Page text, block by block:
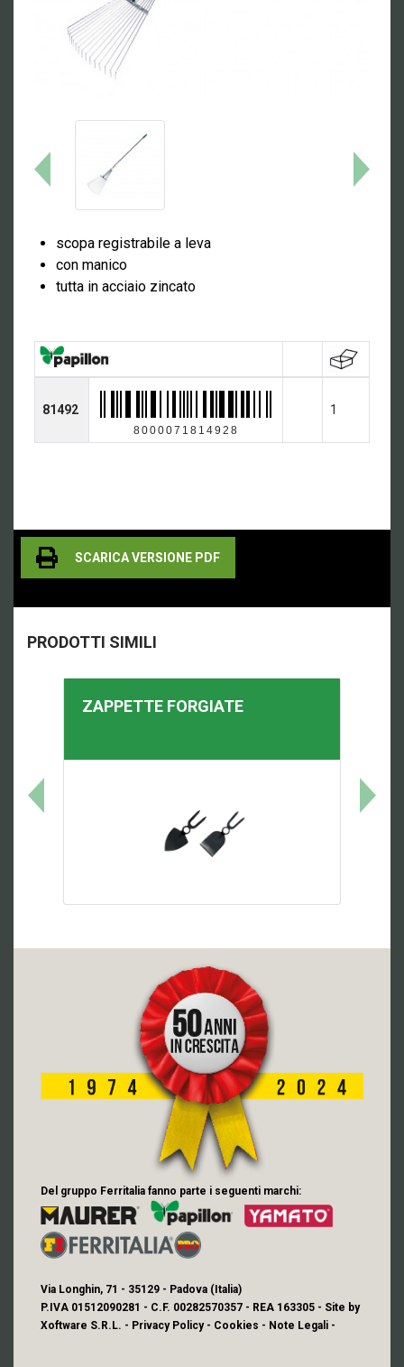
scopa registrabile a leva
con manico
tutta in acciaio zincato
81492
8000071814928
1
SCARICA VERSIONE PDF
PRODOTTI SIMILI
ZAPPETTE FORGIATE
Via Longhin, 71 - 35129 - Padova (Italia)
P.IVA 01512090281 - C.F. 00282570357 - REA 163305 - Site by
Xoftware S.R.L. - Privacy Policy- Cookies - Note Legali -
Del gruppo Ferritalia fanno parte i seguenti marchi: